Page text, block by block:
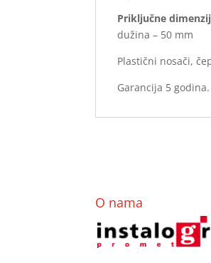
Priključne
dužina – 50 mm
Plastični nosači,
Garancija 5 godina.
O nama